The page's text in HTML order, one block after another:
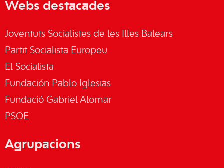
Webs destacades
Joventuts Socialistes de les Illes Balears
Partit Socialista Europeu
El Socialista
Fundación Pablo Iglesias
Fundació Gabriel Alomar
PSOE
Agrupacions